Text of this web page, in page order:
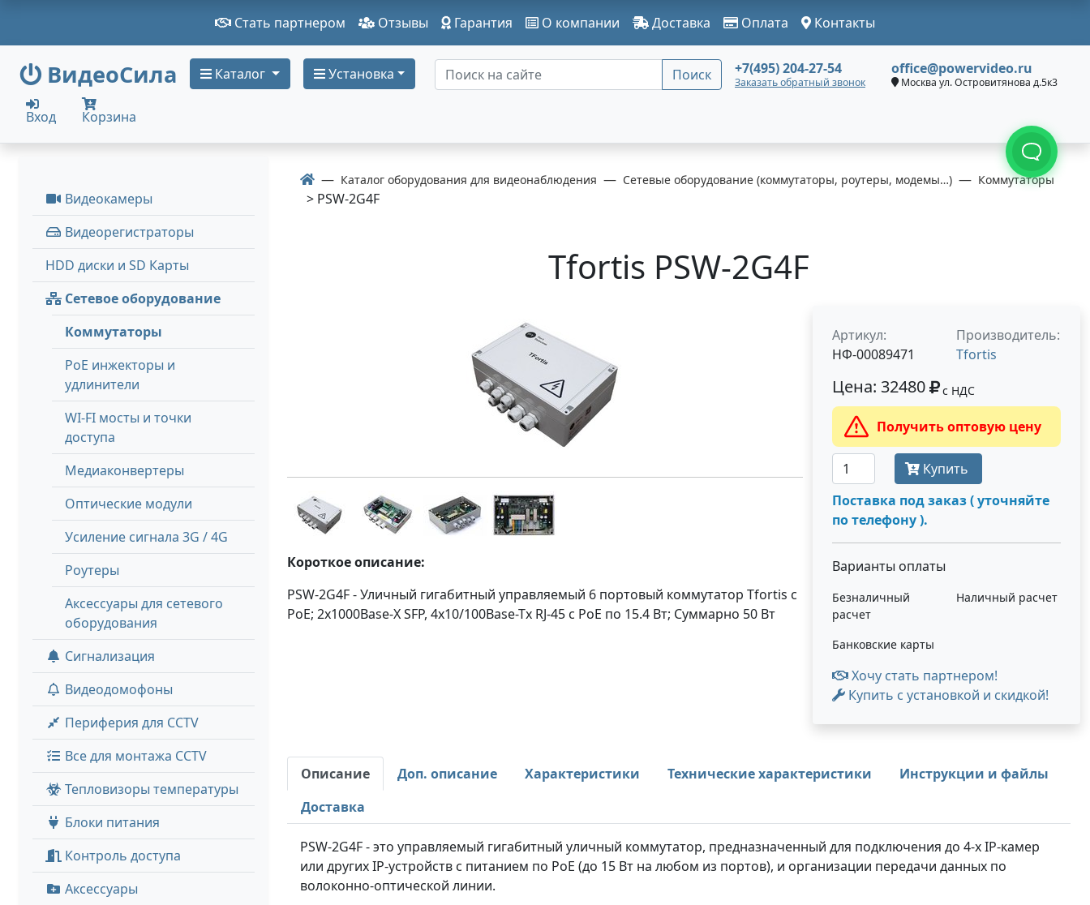
Стать партнером Отзывы Гарантия О компании Доставка Оплата Контакты
ВидеоСила Каталог Установка Поиск +7(495) 204-27-54
Заказать обратный звонок
office@powervideo.ru
Москва ул. Островитянова д.5к3
Вход Корзина
Видеокамеры
Видеорегистраторы
HDD диски и SD Карты
Сетевое оборудование
Коммутаторы
PoE инжекторы и
удлинители
WI-FI мосты и точки
доступа
Медиаконвертеры
Оптические модули
Усиление сигнала 3G / 4G
Роутеры
Аксессуары для сетевого
оборудования
Сигнализация
Видеодомофоны
Периферия для CCTV
Все для монтажа CCTV
Тепловизоры температуры
Блоки питания
Контроль доступа
Аксессуары
Каталог оборудования для видеонаблюдения Сетевые оборудование (коммутаторы, роутеры, модемы…) Коммутаторы
> PSW-2G4F
Tfortis PSW-2G4F
Короткое описание:
PSW-2G4F - Уличный гигабитный управляемый 6 портовый коммутатор Tfortis с
РоЕ; 2х1000Base-X SFP, 4х10/100Base-Tx RJ-45 с РоЕ по 15.4 Вт; Суммарно 50 Вт
Артикул:
НФ-00089471
Производитель:
Tfortis
Цена: 32480 с НДС
Получить оптовую цену
Купить
Поставка под заказ ( уточняйте
по телефону ).
Варианты оплаты
Безналичный
расчет
Наличный расчет
Банковские карты
Хочу стать партнером!
Купить с установкой и скидкой!
Описание Доп. описание Характеристики Технические характеристики
Инструкции и файлы
Доставка
PSW-2G4F - это управляемый гигабитный уличный коммутатор, предназначенный для подключения до 4-х IP-камер
или других IP-устройств с питанием по PoE (до 15 Вт на любом из портов), и организации передачи данных по
волоконно-оптической линии.